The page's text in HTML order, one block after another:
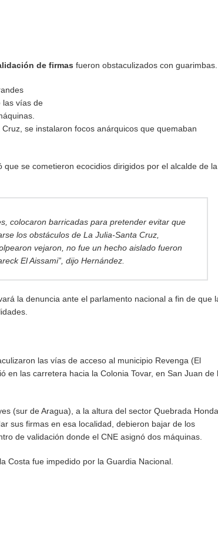
de firmas fueron obstaculizados con guarimbas.
las vías de
se instalaron focos anárquicos que quemaban
se cometieron ecocidios dirigidos por el alcalde de la
colocaron barricadas para pretender evitar que
los obstáculos de La Julia-Santa Cruz,
vejaron, no fue un hecho aislado fueron
El Aissami”, dijo Hernández.
la denuncia ante el parlamento nacional a fin de que
las vías de acceso al municipio Revenga (El
en las carretera hacia la Colonia Tovar, en San Juan de
(sur de Aragua), a la altura del sector Quebrada Honda.
sus firmas en esa localidad, debieron bajar de los
de validación donde el CNE asignó dos máquinas.
Costa fue impedido por la Guardia Nacional.